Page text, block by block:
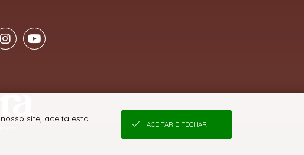
site, aceita esta
ACEITAR E FECHAR